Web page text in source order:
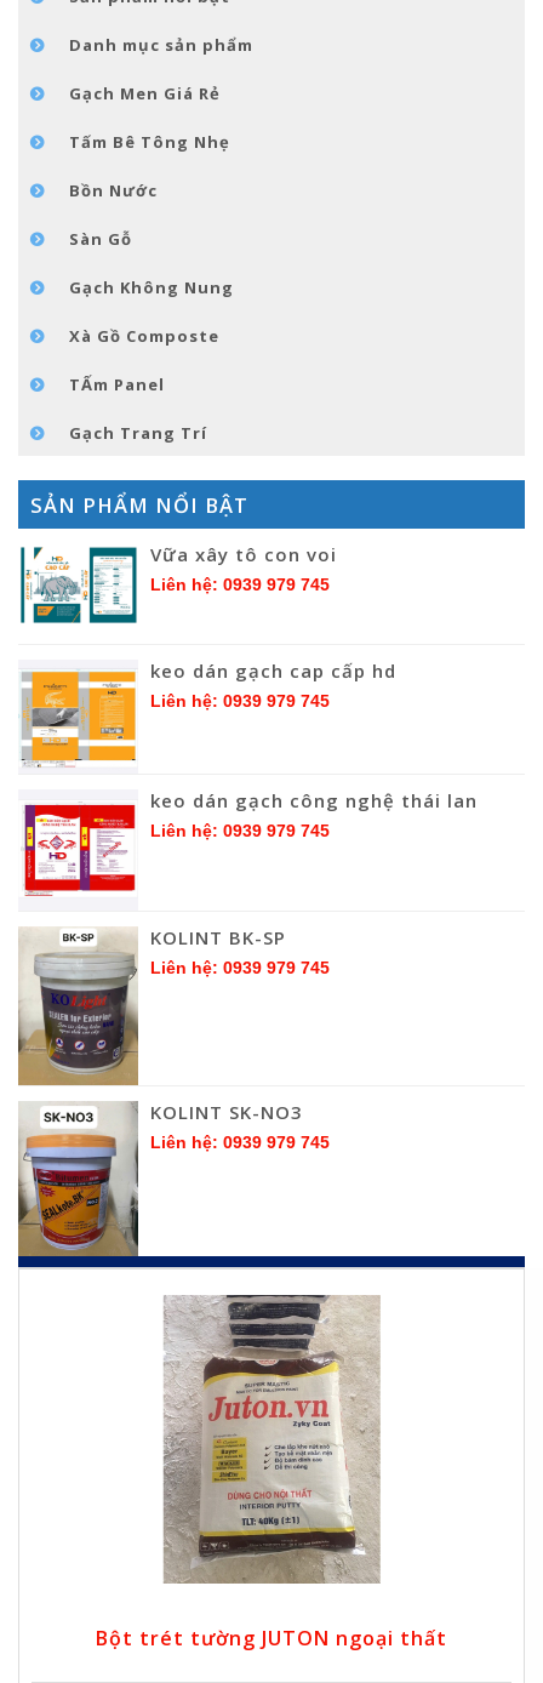
LIÊN HỆDanh mục sản phẩm
Gạch Men Giá Rẻ
Tấm Bê Tông Nhẹ
Bồn Nước
Sàn Gỗ
Gạch Không Nung
Xà Gồ Composte
TẤm Panel
Gạch Trang Trí
SẢN PHẨM NỔI BẬT
Vữa xây tô con voi
Liên hệ: 0939 979 745
keo dán gạch cap cấp hd
Liên hệ: 0939 979 745
keo dán gạch công nghệ thái lan
Liên hệ: 0939 979 745
KOLINT BK-SP
Liên hệ: 0939 979 745
KOLINT SK-NO3
Liên hệ: 0939 979 745
Bột trét tường JUTON ngoại thất